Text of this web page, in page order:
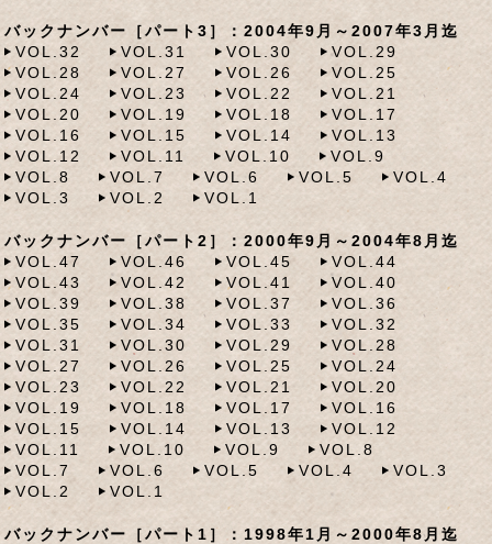
バックナンバー［パート3］：2004年9月～2007年3月迄
VOL.32
VOL.31 VOL.30
VOL.29
VOL.28
VOL.27 VOL.26
VOL.25
VOL.24
VOL.23 VOL.22
VOL.21
VOL.20
VOL.19 VOL.18
VOL.17
VOL.16
VOL.15 VOL.14
VOL.13
VOL.12
VOL.11 VOL.10
VOL.9
VOL.8
VOL.7 VOL.6 VOL.5
VOL.4
VOL.3
VOL.2 VOL.1
バックナンバー［パート2］：2000年9月～2004年8月迄
VOL.47
VOL.46 VOL.45
VOL.44
VOL.43
VOL.42 VOL.41
VOL.40
VOL.39
VOL.38 VOL.37
VOL.36
VOL.35
VOL.34 VOL.33
VOL.32
VOL.31
VOL.30 VOL.29
VOL.28
VOL.27
VOL.26 VOL.25
VOL.24
VOL.23
VOL.22 VOL.21
VOL.20
VOL.19
VOL.18 VOL.17
VOL.16
VOL.15
VOL.14 VOL.13
VOL.12
VOL.11
VOL.10 VOL.9
VOL.8
VOL.7
VOL.6 VOL.5 VOL.4
VOL.3
VOL.2
VOL.1
バックナンバー［パート1］：1998年1月～2000年8月迄